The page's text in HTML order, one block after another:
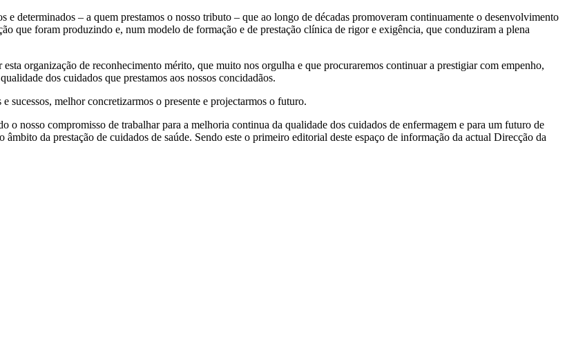
determinados – a quem prestamos o nosso tributo – que ao longo de décadas promoveram continuamente o desenvolvimento
que foram produzindo e, num modelo de formação e de prestação clínica de rigor e exigência, que conduziram a plena
organização de reconhecimento mérito, que muito nos orgulha e que procuraremos continuar a prestigiar com empenho,
dos cuidados que prestamos aos nossos concidadãos.
sucessos, melhor concretizarmos o presente e projectarmos o futuro.
o nosso compromisso de trabalhar para a melhoria continua da qualidade dos cuidados de enfermagem e para um futuro de
da prestação de cuidados de saúde. Sendo este o primeiro editorial deste espaço de informação da actual Direcção da